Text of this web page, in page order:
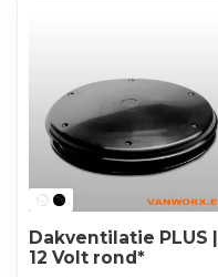
Dakventilatie PLUS |
12 Volt rond*